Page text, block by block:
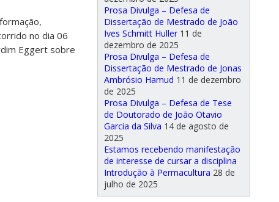
no dia 06
Eggert sobre
Prosa Divulga – Defesa de
Dissertação de Mestrado de João
Ives Schmitt Huller 11 de
dezembro de 2025
Prosa Divulga – Defesa de
Dissertação de Mestrado de Jonas
Ambrósio Hamud 11 de dezembro
de 2025
Prosa Divulga – Defesa de Tese
de Doutorado de João Otavio
Garcia da Silva 14 de agosto de
2025
Estamos recebendo manifestação
de interesse de cursar a disciplina
Introdução à Permacultura 28 de
julho de 2025